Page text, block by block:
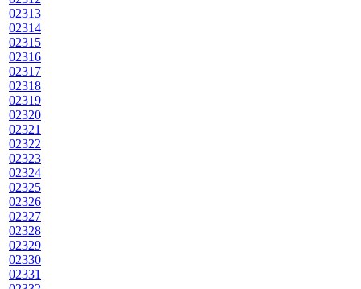
02313
02314
02315
02316
02317
02318
02319
02320
02321
02322
02323
02324
02325
02326
02327
02328
02329
02330
02331